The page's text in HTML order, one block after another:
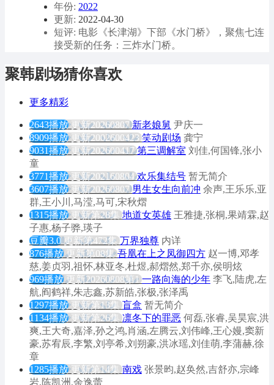
年份: 2022
更新: 2022-04-30
短评: 电影《长津湖》下部《水门桥》，聚焦七连
接受新的任务：三炸水门桥。
聚韩剧场猜你喜欢
更多精彩
2643播放 更新20260807 新老娘舅 尹庆一
8909播放 更新2002600423 笑动剧场 龚宁
9031播放 更新202600417 第三调解室 刘佳,何国锋,张小
童
3771播放 更新202160804 欢乐集结号 暂无简介
3607播放 更新20260807 男生女生向前冲 余声,王乐乐,亚
群,王小川,马滢,马可,宋秋熠
1315播放 更新第28集 地道女英雄 王雅捷,张桐,果靖霖,赵
子惠,杨子骅,瑛子
豆瓣3.0 更新第472集 万界独尊 内详
876播放 更新第08集 吾凰在上之凤御四方 赵一博,邓孝
慈,姜贞羽,祖怀,林亚冬,杜煜,郝熠然,郑千亦,侯明炫
969播放 更新20260808第1 一路向海的少年 李飞,陆虎,左
航,阎鹤祥,朱志鑫,苏新皓,张极,张泽禹
1297播放 更新第13集 盲盒 暂无简介
1134播放 更新第26集 凛冬下的罪恶 何磊,张睿,吴昊宸,洪
爽,王大奇,嘉泽,孙之鸿,肖涵,左腾云,刘伟峰,王心嫚,窦新
豪,苏宥辰,李繁,刘亭希,刘朔豪,洪冰瑶,刘佳萌,李蒲赫,徐
章
1285播放 更新第14集 南戏 张景昀,赵奂然,吉舒亦,宗峰
岩,陈凯洲,余逸蕾